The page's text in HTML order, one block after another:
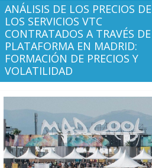
ANÁLISIS DE LOS PRECIOS DE
LOS SERVICIOS VTC
CONTRATADOS A TRAVÉS DE
PLATAFORMA EN MADRID:
FORMACIÓN DE PRECIOS Y
VOLATILIDAD